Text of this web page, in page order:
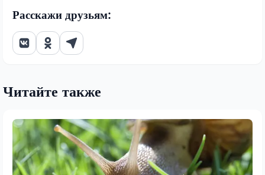
Расскажи друзьям:
Читайте также